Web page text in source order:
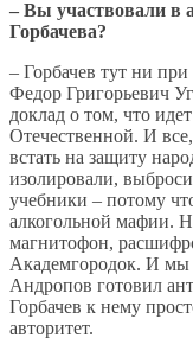
– Вы участвовали в
Горбачева?
– Горбачев тут ни
Федор Григорьевич
доклад о том, что
Отечественной. И
встать на защиту
изолировали,
учебники – потому
алкогольной мафии.
магнитофон,
Академгородок. И мы
Андропов готовил
Горбачев к нему
авторитет.